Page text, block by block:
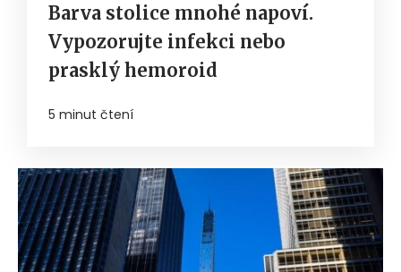
Barva stolice mnohé napoví.
Vypozorujte infekci nebo
prasklý hemoroid
5 minut čtení